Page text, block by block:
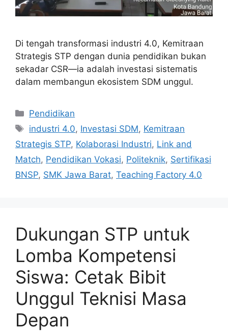
Di tengah transformasi industri 4.0, Kemitraan
Strategis STP dengan dunia pendidikan bukan
sekadar CSR—ia adalah investasi sistematis
dalam membangun ekosistem SDM unggul.
Categories
Pendidikan
Tags
industri 4.0, Investasi SDM, Kemitraan
Strategis STP, Kolaborasi Industri, Link and
Match, Pendidikan Vokasi, Politeknik, Sertifikasi
BNSP, SMK Jawa Barat, Teaching Factory 4.0
Dukungan STP untuk
Lomba Kompetensi
Siswa: Cetak Bibit
Unggul Teknisi Masa
Depan